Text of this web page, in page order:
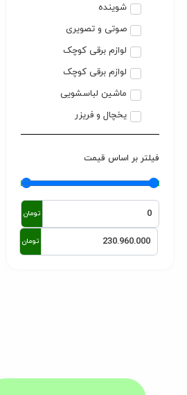
شوینده
صوتی و تصویری
لوازم برقی کوچک
لوازم برقی کوچک
ماشین لباسشویی
یخچال و فریزر
فیلتر بر اساس قیمت
تومان
تومان